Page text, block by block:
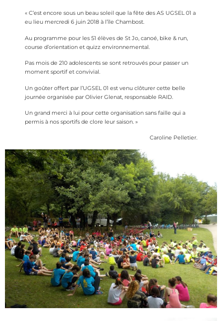
« C’est encore sous un beau soleil que la fête des AS UGSEL 01 a
eu lieu mercredi 6 juin 2018 à l’île Chambost.
Au programme pour les 51 élèves de St Jo, canoé, bike & run,
course d’orientation et quizz environnemental.
Pas mois de 210 adolescents se sont retrouvés pour passer un
moment sportif et convivial.
Un goûter offert par l’UGSEL 01 est venu clôturer cette belle
journée organisée par Olivier Glenat, responsable RAID.
Un grand merci à lui pour cette organisation sans faille qui a
permis à nos sportifs de clore leur saison. »
Caroline Pelletier.